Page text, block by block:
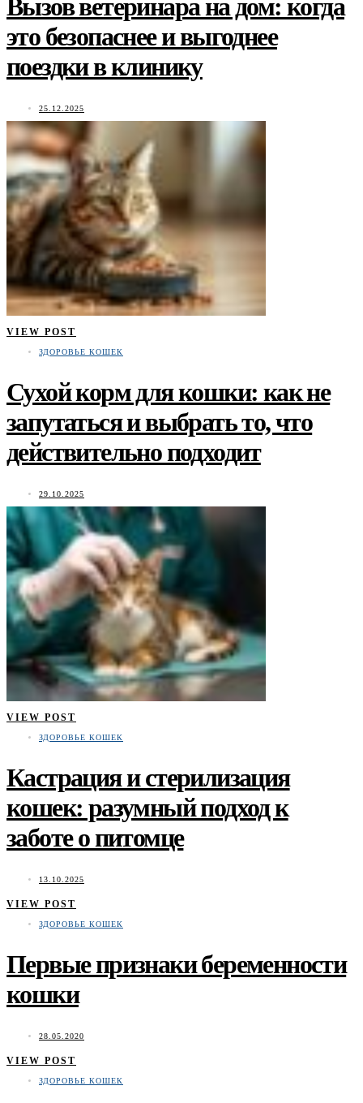
Вызов ветеринара на дом: когда
это безопаснее и выгоднее
поездки в клинику
25.12.2025
VIEW POST
ЗДОРОВЬЕ КОШЕК
Сухой корм для кошки: как не
запутаться и выбрать то, что
действительно подходит
29.10.2025
VIEW POST
ЗДОРОВЬЕ КОШЕК
Кастрация и стерилизация
кошек: разумный подход к
заботе о питомце
13.10.2025
VIEW POST
ЗДОРОВЬЕ КОШЕК
Первые признаки беременности
кошки
28.05.2020
VIEW POST
ЗДОРОВЬЕ КОШЕК